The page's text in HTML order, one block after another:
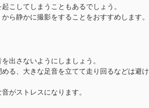
こしてしまうこともあるでしょう。
ら静かに撮影をすることをおすすめします。
出さないようにしましょう。
る、大きな足音を立てて走り回るなどは避け
がストレスになります。